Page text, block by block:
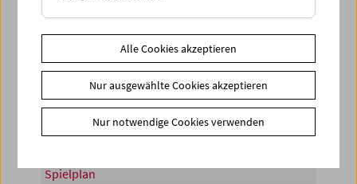
Share on
Spielplan
Alle Cookies akzeptieren
Nur ausgewählte Cookies akzeptieren
Nur notwendige Cookies verwenden